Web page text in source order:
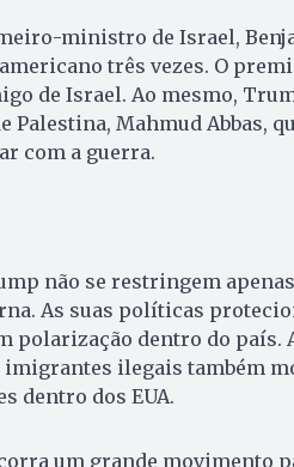
ministro de Israel,
três vezes. O
de Israel. Ao mesmo,
Palestina, Mahmud Abbas,
com a guerra.
não se restringem
As suas políticas
polarização dentro do país.
ilegais também
dentro dos EUA.
um grande movimento